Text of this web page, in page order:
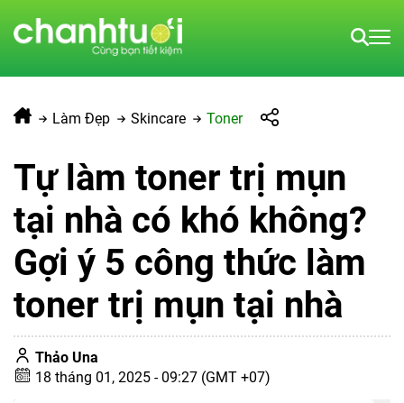
Làm Đẹp Skincare Toner
Tự làm toner trị mụn
tại nhà có khó không?
Gợi ý 5 công thức làm
toner trị mụn tại nhà
Thảo Una
18 tháng 01, 2025 - 09:27 (GMT +07)